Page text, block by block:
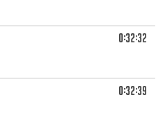
0:32:32
0:32:39